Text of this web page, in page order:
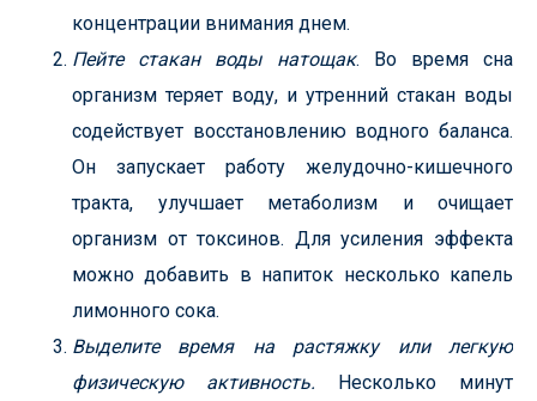
концентрации внимания днем.
Пейте стакан воды натощак. Во время сна
организм теряет воду, и утренний стакан воды
содействует восстановлению водного баланса.
Он запускает работу желудочно-кишечного
тракта, улучшает метаболизм и очищает
организм от токсинов. Для усиления эффекта
можно добавить в напиток несколько капель
лимонного сока.
Выделите время на растяжку или легкую
физическую активность. Несколько минут